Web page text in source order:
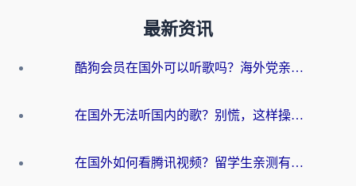
最新资讯
酷狗会员在国外可以听歌吗？海外党亲测有效：3步解决音乐权限难题
在国外无法听国内的歌？别慌，这样操作就能畅听QQ音乐（附亲测加速器推荐）
在国外如何看腾讯视频？留学生亲测有效的回国加速方案